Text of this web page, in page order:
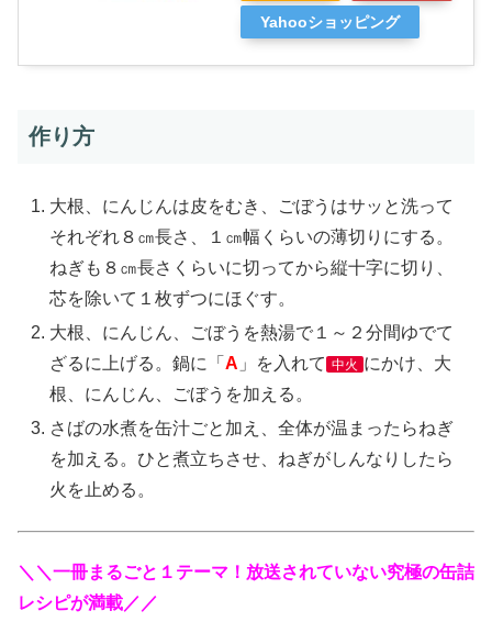
Yahooショッピング
作り方
大根、にんじんは皮をむき、ごぼうはサッと洗って
それぞれ８㎝長さ、１㎝幅くらいの薄切りにする。
ねぎも８㎝長さくらいに切ってから縦十字に切り、
芯を除いて１枚ずつにほぐす。
大根、にんじん、ごぼうを熱湯で１～２分間ゆでて
ざるに上げる。鍋に「A 」を入れて 中火 にかけ、大
根、にんじん、ごぼうを加える。
さばの水煮を缶汁ごと加え、全体が温まったらねぎ
を加える。ひと煮立ちさせ、ねぎがしんなりしたら
火を止める。
＼＼一冊まるごと１テーマ！放送されていない究極の缶詰
レシピが満載／／